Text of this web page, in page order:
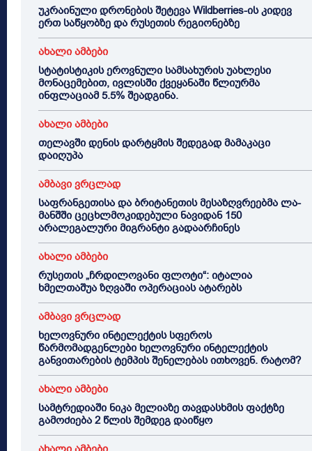
უკრაინული დრონების შეტევა Wildberries-ის კიდევ
ერთ საწყობზე და რუსეთის რეგიონებზე
ახალი ამბები
სტატისტიკის ეროვნული სამსახურის უახლესი
მონაცემებით, ივლისში ქვეყანაში წლიურმა
ინფლაციამ 5.5% შეადგინა.
ახალი ამბები
თელავში დენის დარტყმის შედეგად მამაკაცი
დაიღუპა
ამბავი ვრცლად
საფრანგეთისა და ბრიტანეთის მესაზღვრეებმა ლა-
მანშში ცეცხლმოკიდებული ნავიდან 150
არალეგალური მიგრანტი გადაარჩინეს
ახალი ამბები
რუსეთის „ჩრდილოვანი ფლოტი“: იტალია
ხმელთაშუა ზღვაში ოპერაციას ატარებს
ამბავი ვრცლად
ხელოვნური ინტელექტის სფეროს
წარმომადგენლები ხელოვნური ინტელექტის
განვითარების ტემპის შენელებას ითხოვენ. რატომ?
ახალი ამბები
სამტრედიაში ნიკა მელიაზე თავდასხმის ფაქტზე
გამოძიება 2 წლის შემდეგ დაიწყო